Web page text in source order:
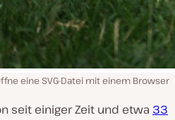
eine SVG-Datei mit einem Browser
seit einiger Zeit und etwa 33